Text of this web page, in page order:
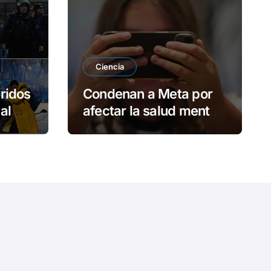
e
o
Ciencia
Condenan a Meta por
afectar la salud mental
de adolescentes